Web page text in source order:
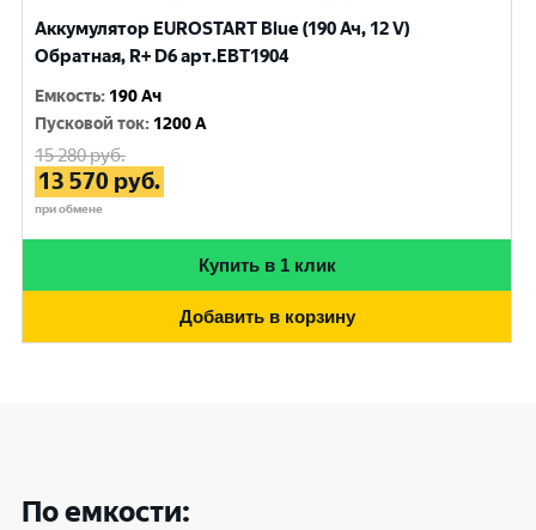
Аккумулятор EUROSTART Blue (190 Ач, 12 V)
Обратная, R+ D6 арт.EBT1904
Емкость: 190 Ач
Пусковой ток: 1200 A
15 280руб.
13 570 руб.
при обмене
Купить в 1 клик
Добавить в корзину
По емкости: